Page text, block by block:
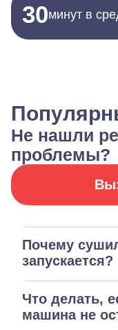
30минут в
Не нашли
проблемы?
Почему
запускается?
Что делать,
машина не